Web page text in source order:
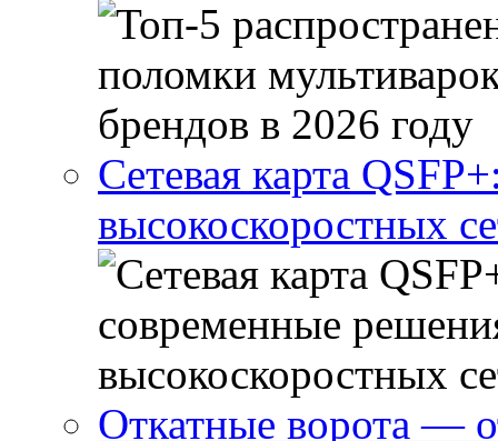
Сетевая карта
высокоскоростных
Откатные ворота —